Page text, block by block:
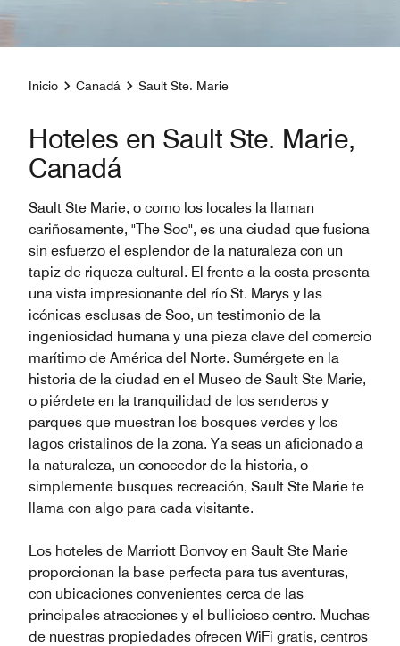
Inicio Canadá Sault Ste. Marie
Hoteles en Sault Ste. Marie,
Canadá
Sault Ste Marie, o como los locales la llaman
cariñosamente, "The Soo", es una ciudad que fusiona
sin esfuerzo el esplendor de la naturaleza con un
tapiz de riqueza cultural. El frente a la costa presenta
una vista impresionante del río St. Marys y las
icónicas esclusas de Soo, un testimonio de la
ingeniosidad humana y una pieza clave del comercio
marítimo de América del Norte. Sumérgete en la
historia de la ciudad en el Museo de Sault Ste Marie,
o piérdete en la tranquilidad de los senderos y
parques que muestran los bosques verdes y los
lagos cristalinos de la zona. Ya seas un aficionado a
la naturaleza, un conocedor de la historia, o
simplemente busques recreación, Sault Ste Marie te
llama con algo para cada visitante.
Los hoteles de Marriott Bonvoy en Sault Ste Marie
proporcionan la base perfecta para tus aventuras,
con ubicaciones convenientes cerca de las
principales atracciones y el bullicioso centro. Muchas
de nuestras propiedades ofrecen WiFi gratis, centros